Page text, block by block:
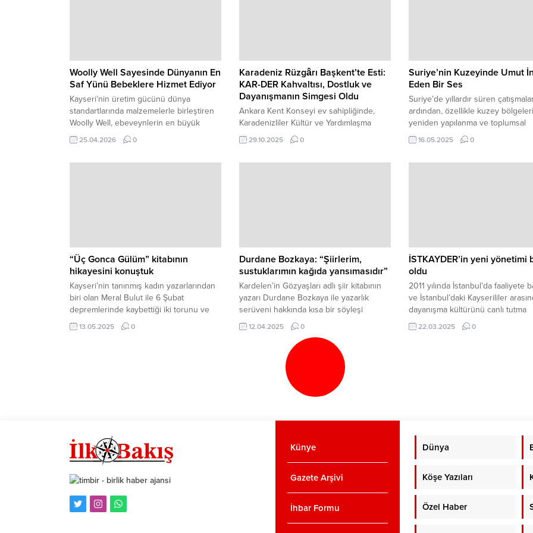
Woolly Well Sayesinde Dünyanın En
Saf Yünü Bebeklere Hizmet Ediyor
Kayseri’nin üretim gücünü dünya
standartlarında malzemelerle birleştiren
Woolly Well, ebeveynlerin en büyük
kâbusu olan gaz sancısı, öksürük ve
doğallık sorununa, sınırları aşan bir
25.04.2026 0
Karadeniz Rüzgârı Başkent’te Esti:
KAR-DER Kahvaltısı, Dostluk ve
Dayanışmanın Simgesi Oldu
Ankara Kent Konseyi ev sahipliğinde,
Karadenizliler Kültür ve Yardımlaşma
Derneği (KAR-DER) tarafından
düzenlenen kahvaltı etkinliği,
bürokratlar,...
29.10.2025 0
Suriye’nin Kuzeyinde Umut
Eden Bir Ses
Suriye’de yıllardır süren
ardından, özellikle kuzey
yeniden yapılanma ve toplumsal
toparlanma süreci devam ediyor.
süreçte, yerel halkın ihtiyaçlarına
16.05.2025 0
“Üç Gonca Gülüm” kitabının
hikayesini konuştuk
Kayseri’nin tanınmış kadın yazarlarından
biri olan Meral Bulut ile 6 Şubat
depremlerinde kaybettiği iki torunu ve
damadı anısına yazmış olduğu “Üç Gonca
Gülüm: Ah Adıyaman Şehitlerim” kitabının
13.05.2025 0
Durdane Bozkaya: “Şiirlerim,
sustuklarımın kağıda yansımasıdır”
Kardelen’in Gözyaşları adlı şiir kitabının
yazarı Durdane Bozkaya ile yazarlık
serüveni hakkında kısa bir söyleşi
gerçekleştirdik. Aslen Sivaslı olan Yazar
Bozkaya, çocukluğundan beri merakının
olduğu şiir alanında denemeler yazıyor.
27 yıllık yazar olan Bozkaya’nın
kitaplarının uzun bir geçmişi ve hüzünlü
bir hikayesi var. Kendi kitabını
yayınlamadan önce birkaç proje kitapta...
12.04.2025 0
İSTKAYDER’in yeni yönetimi
oldu
2011 yılında İstanbul’da faaliyete
ve İstanbul’daki Kayserililer
dayanışma kültürünü canlı tutma
hedefiyle faaliyetler yürüten
2025 yılının ilk önemli toplantısını
22.03.2025 0
Künye
Gazete Arşivi
İhbar Formu
Dünya
Köşe Yazıları
Özel Haber